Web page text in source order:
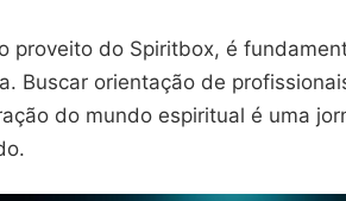
proveito do Spiritbox, é
Buscar orientação de
do mundo espiritual é uma